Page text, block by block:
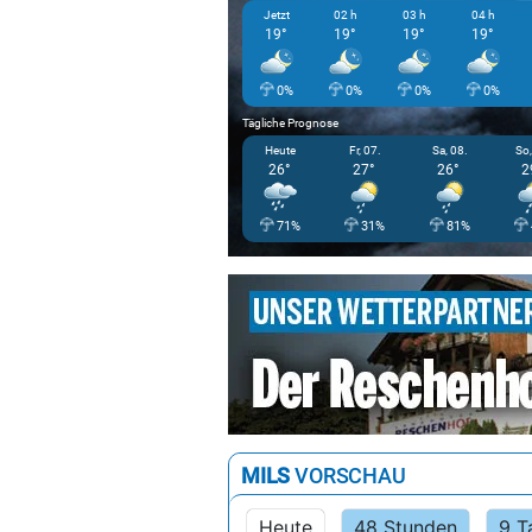
Jetzt
19°
0%
02 h
19°
0%
03 h
19°
0%
04 h
19°
0%
Tägliche Prognose
Heute
26°
71%
Fr, 07.
27°
31%
Sa, 08.
26°
81%
MILSVORSCHAU
Heute 48 Stunden 9